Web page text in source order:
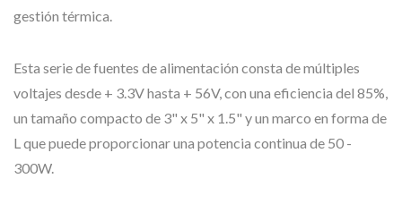
gestión térmica.
Esta serie de fuentes de alimentación consta de múltiples
voltajes desde + 3.3V hasta + 56V, con una eficiencia del 85%,
un tamaño compacto de 3" x 5" x 1.5" y un marco en forma de
L que puede proporcionar una potencia continua de 50 -
300W.